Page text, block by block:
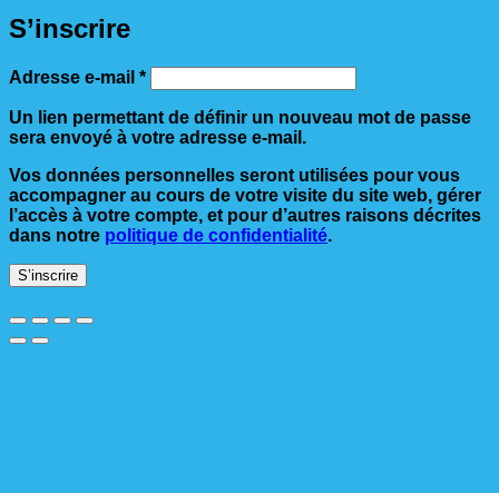
S’inscrire
Adresse e-mail *Obligatoire
Un lien permettant de définir un nouveau mot de passe
sera envoyé à votre adresse e-mail.
Vos données personnelles seront utilisées pour vous
accompagner au cours de votre visite du site web, gérer
l’accès à votre compte, et pour d’autres raisons décrites
dans notre politique de confidentialité.
S’inscrire